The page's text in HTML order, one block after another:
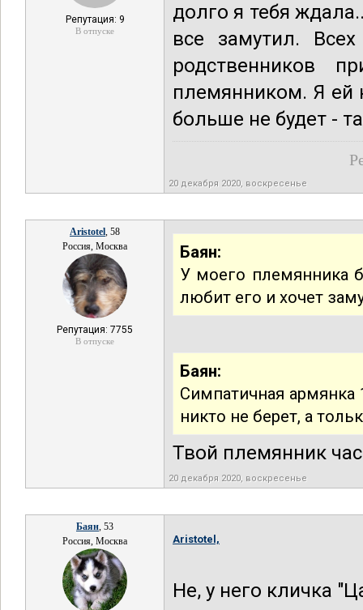
Репутация: 9
В отпуске
долго я тебя
все замутил.
родственников
племянником. Я ей
больше не будет -
20 декабря 2020, воскресенье
Aristotel, 58
Россия, Москва
Репутация: 7755
В отпуске
Баян:
У моего племянника
любит его и хочет
Баян:
Симпатичная армянка
никто не берет, а
Твой племянник
20 декабря 2020, воскресенье
Баян, 53
Россия, Москва
Aristotel,
Не, у него кличка